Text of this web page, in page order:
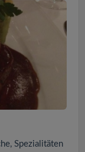
Spezialitäten